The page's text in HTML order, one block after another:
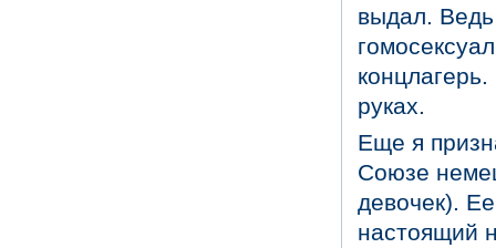
выдал.
руках.
Еще я
Союзе
девочек).
настоящий